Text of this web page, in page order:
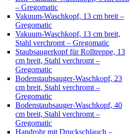
– Gregomatic
Vakuum-Waschkopf, 13 cm breit –
Gregomatic
Vakuum-Waschkopf, 13 cm breit,
Stahl verchromt – Gregomatic
Staubsaugerkopf für Rolltreppe, 13
cm breit, Stahl verchromt –
Gregomatic
Bodenstaubsauger-Waschkopf, 23
cm breit, Stahl verchromt –
Gregomatic
Bodenstaubsauger-Waschkopf, 40
cm breit, Stahl verchromt –
Gregomatic
Handrohr mit Druckschlauch –